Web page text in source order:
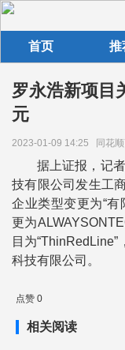
首页 推
罗永浩新项目
元
2023-01-09 14:25 同花
据上证报，记者
技有限公司发生工
企业类型变更为“
更为
目为
科技有限公司。
点赞 0
相关阅读